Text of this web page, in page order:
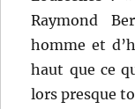
Raymond
homme et
haut que ce
lors presque